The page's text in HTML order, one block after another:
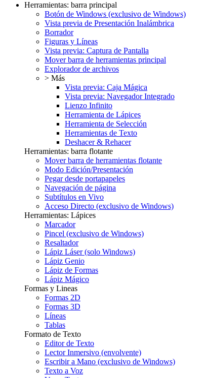
Herramientas: barra principal
Botón de Windows (exclusivo de Windows)
Vista previa de Presentación Inalámbrica
Borrador
Figuras y Líneas
Vista previa: Captura de Pantalla
Mover barra de herramientas principal
Explorador de archivos
> Más
Vista previa: Caja Mágica
Vista previa: Navegador Integrado
Lienzo Infinito
Herramienta de Lápices
Herramienta de Selección
Herramientas de Texto
Deshacer & Rehacer
Herramientas: barra flotante
Mover barra de herramientas flotante
Modo Edición/Presentación
Pegar desde portapapeles
Navegación de página
Subtítulos en Vivo
Acceso Directo (exclusivo de Windows)
Herramientas: Lápices
Marcador
Pincel (exclusivo de Windows)
Resaltador
Lápiz Láser (solo Windows)
Lápiz Genio
Lápiz de Formas
Lápiz Mágico
Formas y Lineas
Formas 2D
Formas 3D
Líneas
Tablas
Formato de Texto
Editor de Texto
Lector Inmersivo (envolvente)
Escribir a Mano (exclusivo de Windows)
Texto a Voz